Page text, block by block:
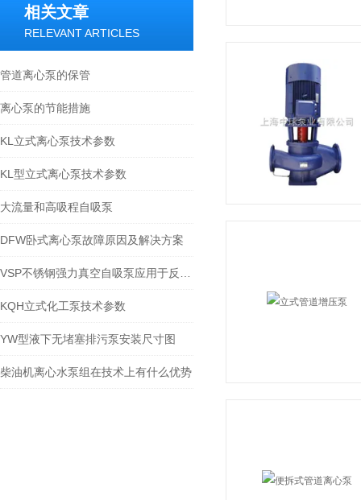
相关文章
RELEVANT ARTICLES
管道离心泵的保管
离心泵的节能措施
KL立式离心泵技术参数
KL型立式离心泵技术参数
大流量和高吸程自吸泵
DFW卧式离心泵故障原因及解决方案
KQH立式化工泵技术参数
YW型液下无堵塞排污泵安装尺寸图
柴油机离心水泵组在技术上有什么优势